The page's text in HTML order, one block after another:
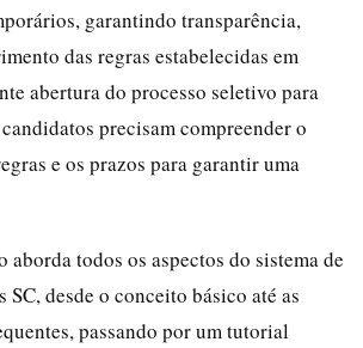
garantindo transparência,
das regras estabelecidas em
abertura do processo seletivo para
precisam compreender o
e os prazos para garantir uma
aborda todos os aspectos do sistema de
SC, desde o conceito básico até as
passando por um tutorial